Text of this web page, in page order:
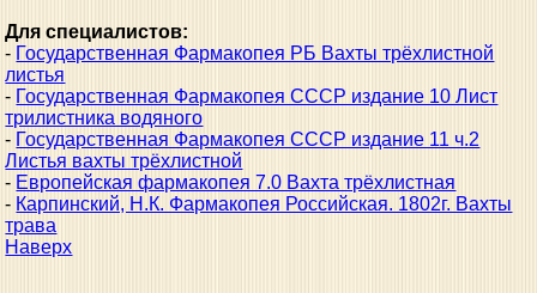
Для специалистов:
- Государственная Фармакопея РБ Вахты трёхлистной
листья
- Государственная Фармакопея СССР издание 10 Лист
трилистника водяного
- Государственная Фармакопея СССР издание 11 ч.2
Листья вахты трёхлистной
- Европейская фармакопея 7.0 Вахта трёхлистная
- Карпинский, Н.К. Фармакопея Российская. 1802г. Вахты
трава
Наверх